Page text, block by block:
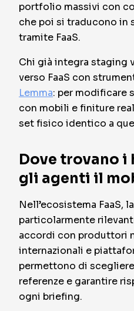
portfolio massivi con
che poi si traducono in
tramite FaaS.
Chi già integra staging
verso FaaS con
Lemma: per modificare
con mobili e finiture
set fisico identico a
Dove trovano i
gli agenti il
Nell’ecosistema FaaS,
particolarmente
accordi con produttori
internazionali e
permettono di
referenze e garantire
ogni briefing.